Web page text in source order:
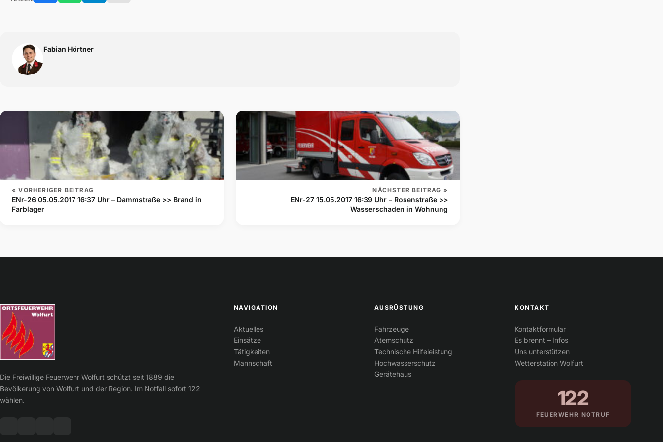
Fabian Hörtner
« VORHERIGER BEITRAG
ENr-26 05.05.2017 16:37 Uhr – Dammstraße >> Brand in
Farblager
NÄCHSTER BEITRAG »
ENr-27 15.05.2017 16:39 Uhr – Rosenstraße >>
Wasserschaden in Wohnung
Die Freiwillige Feuerwehr Wolfurt schützt seit 1889 die
Bevölkerung von Wolfurt und der Region. Im Notfall sofort 122
wählen.
NAVIGATION
Aktuelles
Einsätze
Tätigkeiten
Mannschaft
AUSRÜSTUNG
Fahrzeuge
Atemschutz
Technische Hilfeleistung
Hochwasserschutz
Gerätehaus
KONTAKT
Kontaktformular
Es brennt – Infos
Uns unterstützen
Wetterstation Wolfurt
122
FEUERWEHR NOTRUF